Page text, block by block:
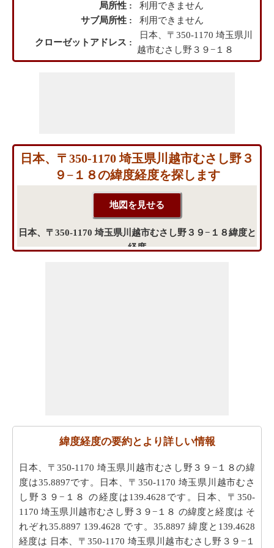
局所性 :
利用できません
サブ局所性 :
利用できません
クローゼットアドレス :
日本、〒350-1170 埼玉県川
越市むさし野３９−１８
日本、〒350-1170 埼玉県川越市むさし野３
９−１８の緯度経度を探します
日本、〒350-1170 埼玉県川越市むさし野３９−１８緯度と
経度
緯度経度の要約とより詳しい情報
日本、〒350-1170 埼玉県川越市むさし野３９−１８の緯
度は35.8897です。日本、〒350-1170 埼玉県川越市むさ
し野３９−１８ の経度は139.4628です。日本、〒350-
1170 埼玉県川越市むさし野３９−１８ の緯度と経度は そ
れぞれ35.8897 139.4628 です。35.8897 緯度と139.4628
経度は 日本、〒350-1170 埼玉県川越市むさし野３９−１